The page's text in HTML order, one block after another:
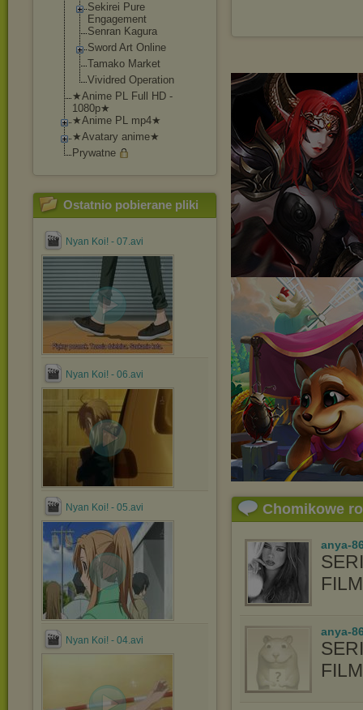
Sekirei Pure
Engagement
Senran Kagura
Sword Art Online
Tamako Market
Vividred Operation
★Anime PL Full HD -
1080p★
★Anime PL mp4★
★Avatary anime★
Prywatne
Ostatnio pobierane pliki
Nyan Koi! - 07.avi
Nyan Koi! - 06.avi
Nyan Koi! - 05.avi
Nyan Koi! - 04.avi
Chomikowe
anya-
anya-